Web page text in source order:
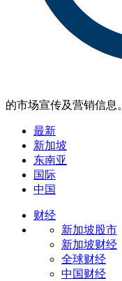
的市场宣传及营销信息。
最新
新加坡
东南亚
国际
中国
财经
新加坡股市
新加坡财经
全球财经
中国财经